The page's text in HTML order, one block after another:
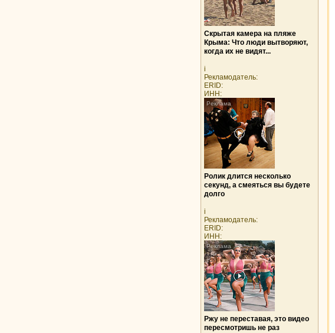
Скрытая камера на пляже
Крыма: Что люди вытворяют,
когда их не видят...
i
Рекламодатель:
ERID:
ИНН:
Ролик длится несколько
секунд, а смеяться вы будете
долго
i
Рекламодатель:
ERID:
ИНН:
Ржу не переставая, это видео
пересмотришь не раз